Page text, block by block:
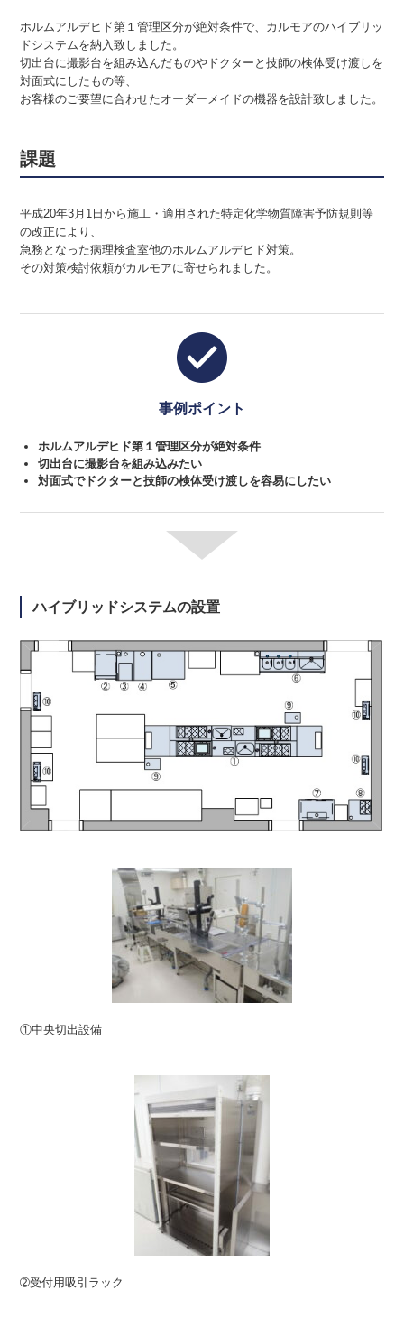
ホルムアルデヒド第１管理区分が絶対条件で、カルモアのハイブリッ
ドシステムを納入致しました。
切出台に撮影台を組み込んだものやドクターと技師の検体受け渡しを
対面式にしたもの等、
お客様のご要望に合わせたオーダーメイドの機器を設計致しました。
課題
平成20年3月1日から施工・適用された特定化学物質障害予防規則等
の改正により、
急務となった病理検査室他のホルムアルデヒド対策。
その対策検討依頼がカルモアに寄せられました。
事例ポイント
ホルムアルデヒド第１管理区分が絶対条件
切出台に撮影台を組み込みたい
対面式でドクターと技師の検体受け渡しを容易にしたい
ハイブリッドシステムの設置
①中央切出設備
➁受付用吸引ラック